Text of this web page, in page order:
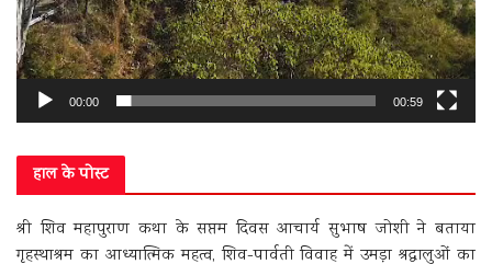
00:00 00:59
हाल के पोस्ट
श्री शिव महापुराण कथा के सप्तम दिवस आचार्य सुभाष जोशी ने बताया
गृहस्थाश्रम का आध्यात्मिक महत्व, शिव-पार्वती विवाह में उमड़ा श्रद्धालुओं का